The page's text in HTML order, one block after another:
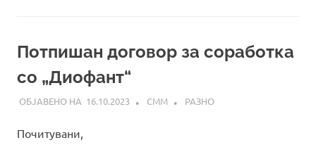
Потпишан договор за соработка
со „Диофант“
16.10.2023 СММ РАЗНО
Почитувани,